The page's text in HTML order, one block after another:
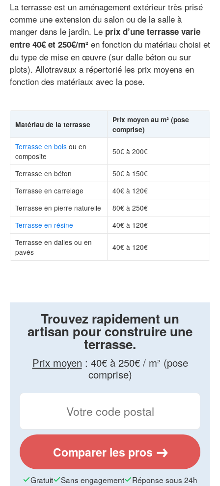
La terrasse est un aménagement extérieur très prisé
comme une extension du salon ou de la salle à
manger dans le jardin. Le prix d’une terrasse varie
entre 40€ et 250€/m² en fonction du matériau choisi et
du type de mise en œuvre (sur dalle béton ou sur
plots). Allotravaux a répertorié les prix moyens en
fonction des matériaux avec la pose.
Matériau de la terrasse
Prix moyen au m² (pose
comprise)
Terrasse en bois ou en
composite
50€ à 200€
Terrasse en béton
50€ à 150€
Terrasse en carrelage
40€ à 120€
Terrasse en pierre naturelle
80€ à 250€
Terrasse en résine
40€ à 120€
Terrasse en dalles ou en
pavés
40€ à 120€
Trouvez rapidement un
artisan pour construire une
terrasse.
Prix moyen : 40€ à 250€ / m² (pose
comprise)
Comparer les pros
Gratuit Sans engagement Réponse sous 24h